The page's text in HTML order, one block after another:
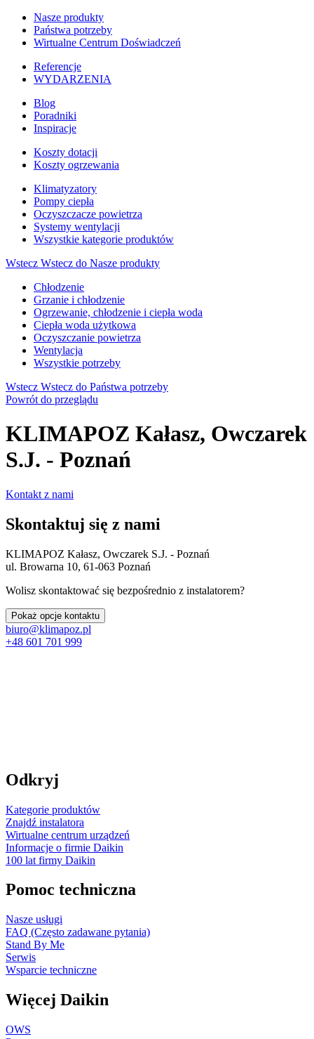
Nasze produkty
Państwa potrzeby
Wirtualne Centrum Doświadczeń
Referencje
WYDARZENIA
Blog
Poradniki
Inspiracje
Koszty dotacji
Koszty ogrzewania
Klimatyzatory
Pompy ciepła
Oczyszczacze powietrza
Systemy wentylacji
Wszystkie kategorie produktów
Wstecz Wstecz do Nasze produkty
Chłodzenie
Grzanie i chłodzenie
Ogrzewanie, chłodzenie i ciepła woda
Ciepła woda użytkowa
Oczyszczanie powietrza
Wentylacja
Wszystkie potrzeby
Wstecz Wstecz do Państwa potrzeby
Powrót do przeglądu
KLIMAPOZ Kałasz, Owczarek
S.J. - Poznań
Kontakt z nami
Skontaktuj się z nami
KLIMAPOZ Kałasz, Owczarek S.J. - Poznań
ul. Browarna 10, 61-063 Poznań
Wolisz skontaktować się bezpośrednio z instalatorem?
Pokaż opcje kontaktu
biuro@klimapoz.pl
+48 601 701 999
Odkryj
Kategorie produktów
Znajdź instalatora
Wirtualne centrum urządzeń
Informacje o firmie Daikin
100 lat firmy Daikin
Pomoc techniczna
Nasze usługi
FAQ (Często zadawane pytania)
Stand By Me
Serwis
Wsparcie techniczne
Więcej Daikin
OWS